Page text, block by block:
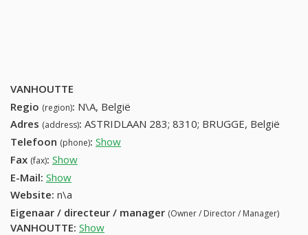
VANHOUTTE
Regio (region): N\A, België
Adres (address): ASTRIDLAAN 283; 8310; BRUGGE, België
Telefoon (phone): Show
Fax (fax): Show
E-Mail: Show
Website: n\a
Eigenaar / directeur / manager (Owner / Director / Manager)
VANHOUTTE: Show